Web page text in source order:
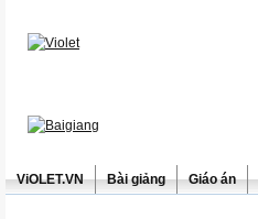
ViOLET.VN Bài giảng Giáo án